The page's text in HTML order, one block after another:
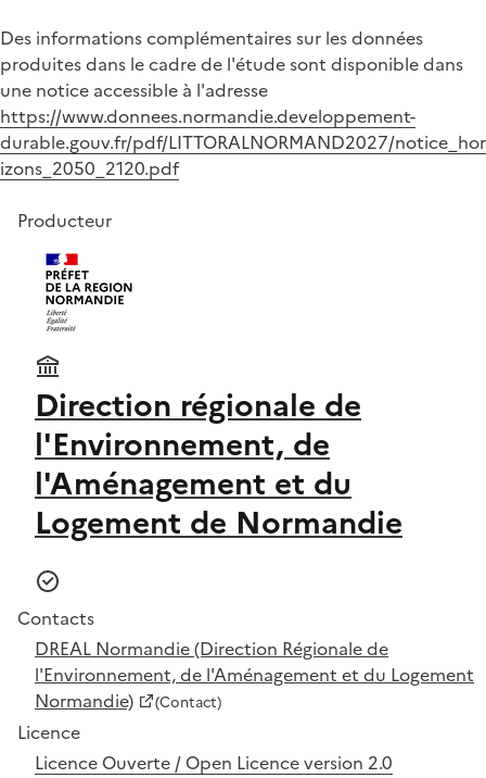
Des informations complémentaires sur les données
produites dans le cadre de l'étude sont disponible dans
une notice accessible à l'adresse
https://www.donnees.normandie.developpement-
durable.gouv.fr/pdf/LITTORALNORMAND2027/notice_hor
izons_2050_2120.pdf
Producteur
Direction régionale de
l'Environnement, de
l'Aménagement et du
Logement de Normandie
Contacts
DREAL Normandie (Direction Régionale de
l'Environnement, de l'Aménagement et du Logement
Normandie)
(Contact)
Licence
Licence Ouverte / Open Licence version 2.0